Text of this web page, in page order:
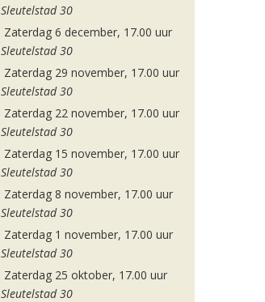
Sleutelstad 30
Zaterdag 6 december, 17.00 uur
Sleutelstad 30
Zaterdag 29 november, 17.00 uur
Sleutelstad 30
Zaterdag 22 november, 17.00 uur
Sleutelstad 30
Zaterdag 15 november, 17.00 uur
Sleutelstad 30
Zaterdag 8 november, 17.00 uur
Sleutelstad 30
Zaterdag 1 november, 17.00 uur
Sleutelstad 30
Zaterdag 25 oktober, 17.00 uur
Sleutelstad 30